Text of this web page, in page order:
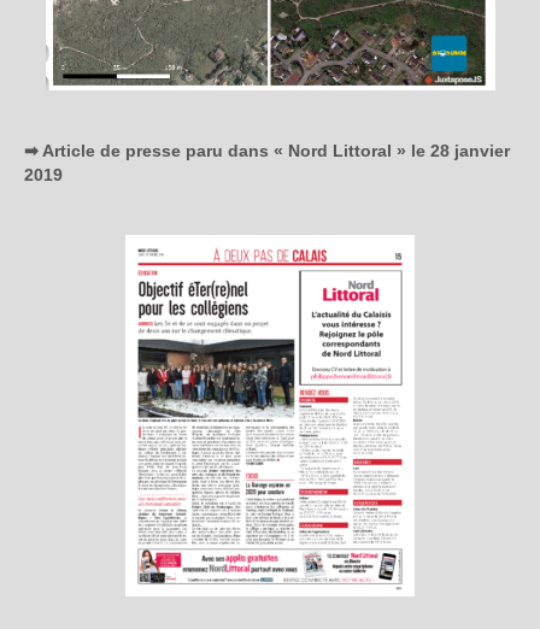
➡ Article de presse paru dans « Nord Littoral » le 28 janvier
2019